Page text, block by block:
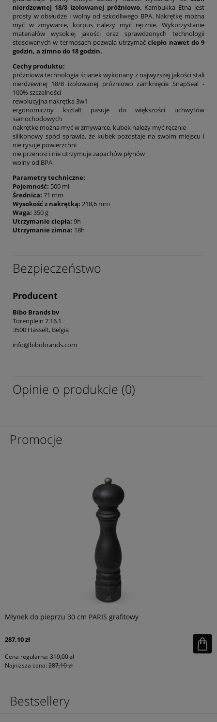
nierdzewnej 18/8 izolowanej próżniowo. Kambukka Etna jest
prosty w obsłudze i wolny od szkodliwego BPA. Nakrętkę można
myć w zmywarce, korpus należy myć ręcznie. Wykorzystanie
materiałów wysokiej jakości oraz sprawdzonych technologii
stosowanych w termosach pozwala utrzymaćciepło nawet do 9
godzin, a zimno do 18 godzin.
Cechy produktu:
próżniowa technologia ścianek wykonany z najwyższej jakości stali
nierdzewnej 18/8 izolowanej próżniowo zamknięcie SnapSeal -
100% szczelności
rewolucyjna nakrętka 3w1
ergonomiczny kształt pasuje do większości uchwytów
samochodowych
nakrętkę można myć w zmywarce, kubek należy myć ręcznie
silikonowy spód sprawia, że kubek pozostaje na swoim miejscu i
nie rysuje powierzchni
nie przenosi i nie utrzymuje zapachów płynów
wolny od BPA
Parametry techniczne:
Pojemność: 500 ml
Średnica: 71 mm
Wysokość z nakrętką: 218,6 mm
Waga: 350 g
Utrzymanie ciepła: 9h
Utrzymanie zimna: 18h
Bezpieczeństwo
Producent
Bibo Brands bv
Torenplein 7.16.1
3500 Hasselt, Belgia
info@bibobrands.com
Opinie o produkcie (0)
Promocje
Młynek do pieprzu 30 cm PARIS grafitowy
287,10 zł
Cena regularna: 319,00 zł
Najniższa cena: 287,10 zł
Bestsellery